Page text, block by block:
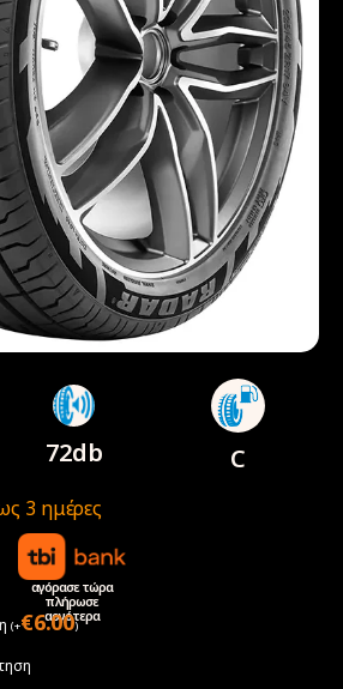
72db C
3 ημέρες
αγόρασε τώρα
πλήρωσε
αργότερα
(+€6.00)